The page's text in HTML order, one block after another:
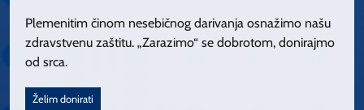
Plemenitim činom nesebičnog darivanja osnažimo našu
zdravstvenu zaštitu. „Zarazimo“ se dobrotom, donirajmo
od srca.
Želim donirati